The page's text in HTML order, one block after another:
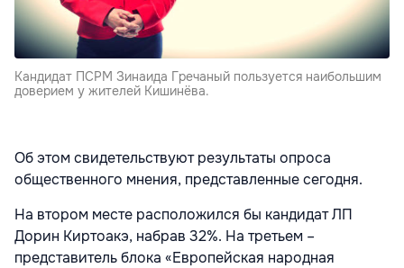
Кандидат ПСРМ Зинаида Гречаный пользуется наибольшим
доверием у жителей Кишинёва.
Об этом свидетельствуют результаты опроса
общественного мнения, представленные сегодня.
На втором месте расположился бы кандидат ЛП
Дорин Киртоакэ, набрав 32%. На третьем –
представитель блока «Европейская народная